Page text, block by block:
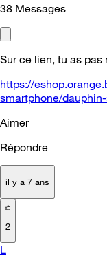
38 Messages
Sur ce lien, tu as pas
https://
smartphone/
Aimer
Répondre
il y a 7 ans
2
L